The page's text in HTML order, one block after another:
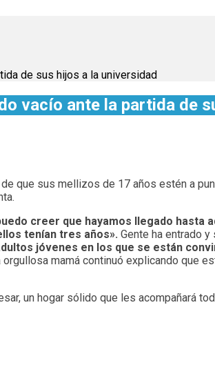
de sus hijos a la universidad
vacío ante la partida de
que sus mellizos de 17 años estén a
creer que hayamos llegado hasta
tenían tres años». Gente ha entrado
jóvenes en los que se están
orgullosa mamá continuó explicando que
un hogar sólido que les acompañará